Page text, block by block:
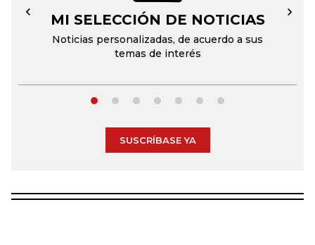
MI SELECCIÓN DE NOTICIAS
Noticias personalizadas, de acuerdo a sus
temas de interés
← →
SUSCRÍBASE YA